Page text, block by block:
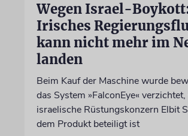
Wegen Israel-
Irisches
kann nicht mehr im
landen
Beim Kauf der Maschine wurde
das System »FalconEye«
israelische Rüstungskonzern Elbit
dem Produkt beteiligt ist